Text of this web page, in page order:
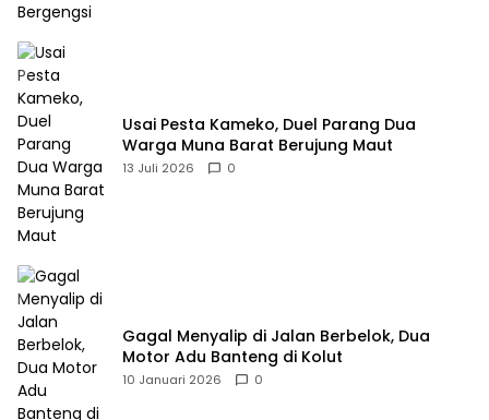
Usai Pesta Kameko, Duel Parang Dua
Warga Muna Barat Berujung Maut
13 Juli 2026 0
Gagal Menyalip di Jalan Berbelok, Dua
Motor Adu Banteng di Kolut
10 Januari 2026 0